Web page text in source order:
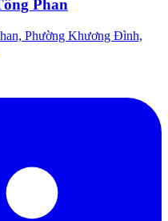
Phan
Phường Khương Đình,